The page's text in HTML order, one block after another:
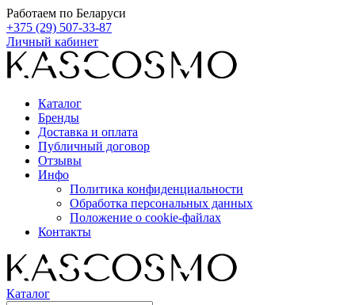
Работаем по Беларуси
+375 (29) 507-33-87
Личный кабинет
Каталог
Бренды
Доставка и оплата
Публичный договор
Отзывы
Инфо
Политика конфиденциальности
Обработка персональных данных
Положение о cookie-файлах
Контакты
Каталог